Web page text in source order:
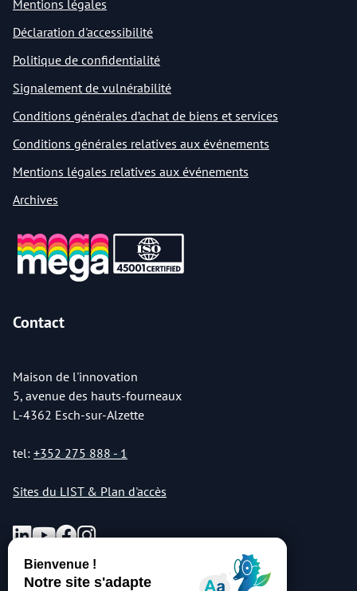
Mentions légales
Déclaration d'accessibilité
Politique de confidentialité
Signalement de vulnérabilité
Conditions générales d’achat de biens et services
Conditions générales relatives aux événements
Mentions légales relatives aux événements
Archives
Contact
Maison de l'innovation
5, avenue des hauts-fourneaux
L-4362 Esch-sur-Alzette
tel: +352 275 888 - 1
Sites du LIST & Plan d'accès